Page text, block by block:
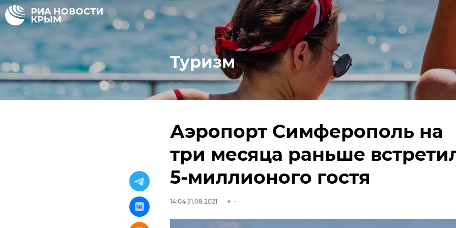
Туризм
Аэропорт Симферополь на
три месяца раньше
5-миллионого гостя
14:04 31.08.2021